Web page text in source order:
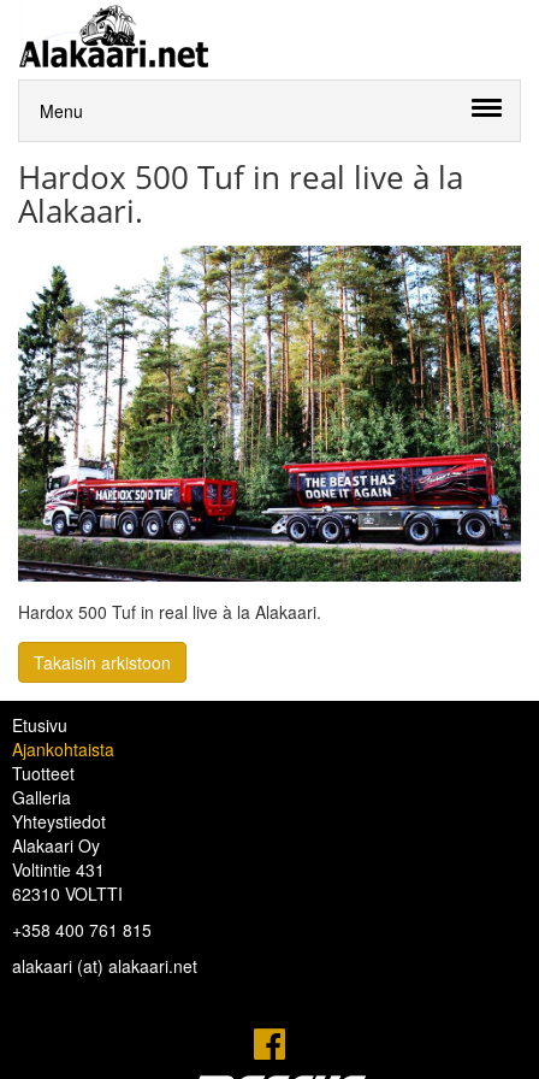
Menu
Hardox 500 Tuf in real live à la
Alakaari.
Hardox 500 Tuf in real live à la Alakaari.
Takaisin arkistoon
Etusivu
Ajankohtaista
Tuotteet
Galleria
Yhteystiedot
Alakaari Oy
Voltintie 431
62310 VOLTTI
+358 400 761 815
alakaari (at) alakaari.net